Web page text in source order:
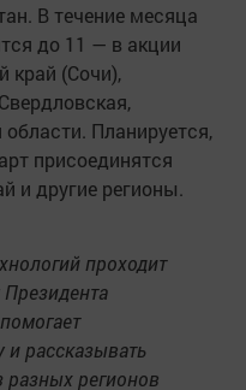
В течение месяца
до 11 — в акции
край (Сочи),
Планируется,
присоединятся
и другие регионы.
проходит
и рассказывать
разных регионов